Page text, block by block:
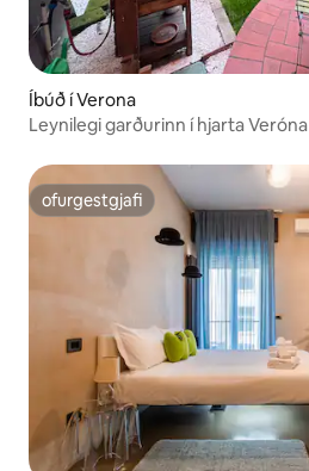
Íbúð í Verona
Leynilegi garðurinn í hjarta Veróna
ofurgestgjafi
ofurgestgjafi